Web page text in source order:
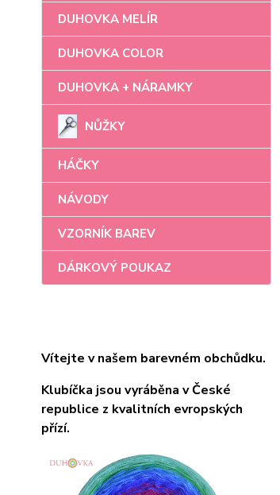
DUHOVKA MELÍR
DUHOVKA COLOR
DUHOVKA + NÁRAMKY
NŮŽKY
HÁČKY
NÁVODY
VZORNÍK BAREV
DÁRKOVÝ POUKAZ
Vítejte v našem barevném obchůdku.
Klubíčka jsou vyráběna v České
republice z kvalitních evropských
přízí.